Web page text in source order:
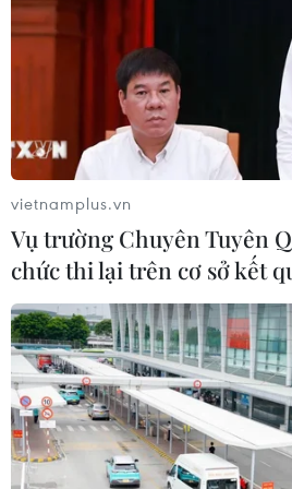
Lễ thượng cờ kỷ niệm 59 năm
thành lập ASEAN
31/07/2026 04:04
Động lực mới trong hợp tác
phương Campuchia-Việt Nam
31/07/2026 01:40
Xem thêm
vietnamplus.vn
Vụ trường Chuyên Tuyên
chức thi lại trên cơ sở kết